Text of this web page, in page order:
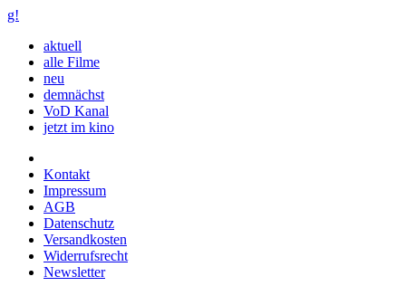
g!
aktuell
alle Filme
neu
demnächst
VoD Kanal
jetzt im kino
Kontakt
Impressum
AGB
Datenschutz
Versandkosten
Widerrufsrecht
Newsletter